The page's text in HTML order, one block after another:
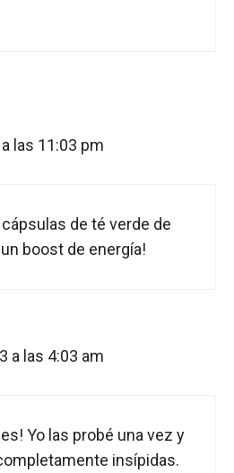
las 11:03 pm
de té verde de
boost de energía!
a las 4:03 am
Yo las probé una vez y
insípidas.